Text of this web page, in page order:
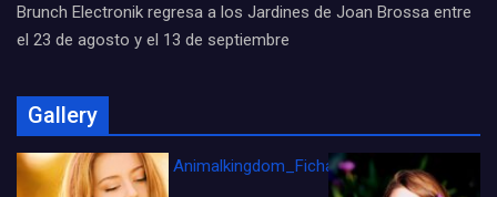
Brunch Electronik regresa a los Jardines de Joan Brossa entre
el 23 de agosto y el 13 de septiembre
Gallery
Animalkingdom_FichaCine